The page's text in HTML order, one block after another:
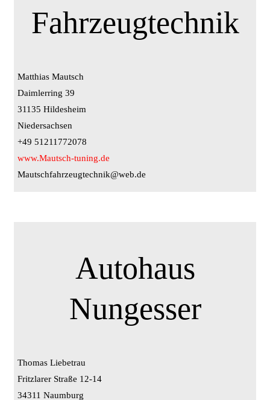
Fahrzeugtechnik
Matthias Mautsch
Daimlerring 39
31135 Hildesheim
Niedersachsen
+49 51211772078
www.Mautsch-tuning.de
Mautschfahrzeugtechnik@web.de
Autohaus
Nungesser
Thomas Liebetrau
Fritzlarer Straße 12-14
34311 Naumburg